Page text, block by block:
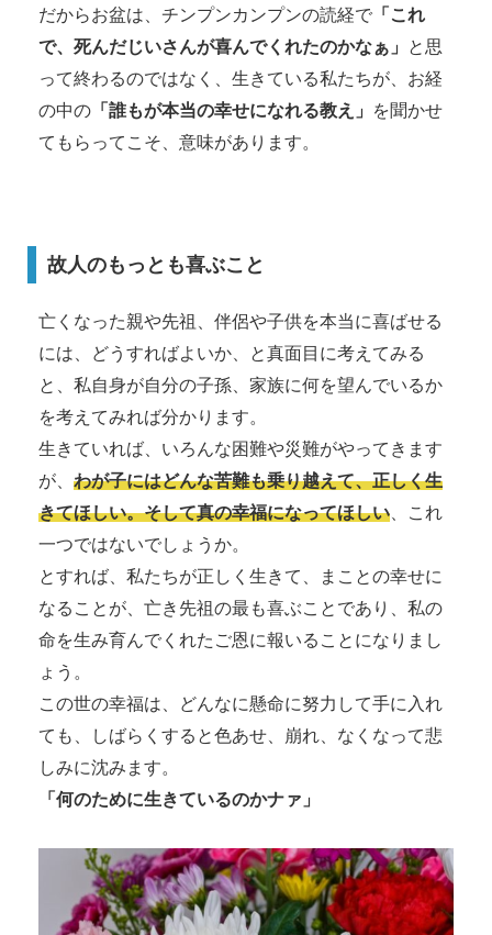
だからお盆は、チンプンカンプンの読経で 「これ
で、死んだじいさんが喜んでくれたのかなぁ」
と思
って終わるのではなく、生きている私たちが、お経
の中の 「誰もが本当の幸せになれる教え」
を聞かせ
てもらってこそ、意味があります。
故人のもっとも喜ぶこと
亡くなった親や先祖、伴侶や子供を本当に喜ばせる
には、どうすればよいか、と真面目に考えてみる
と、私自身が自分の子孫、家族に何を望んでいるか
を考えてみれば分かります。
生きていれば、いろんな困難や災難がやってきます
が、 わが子にはどんな苦難も乗り越えて、正しく生
きてほしい。そして真の幸福になってほしい 、これ
一つではないでしょうか。
とすれば、私たちが正しく生きて、まことの幸せに
なることが、亡き先祖の最も喜ぶことであり、私の
命を生み育んでくれたご恩に報いることになりまし
ょう。
この世の幸福は、どんなに懸命に努力して手に入れ
ても、しばらくすると色あせ、崩れ、なくなって悲
しみに沈みます。
「何のために生きているのかナァ」